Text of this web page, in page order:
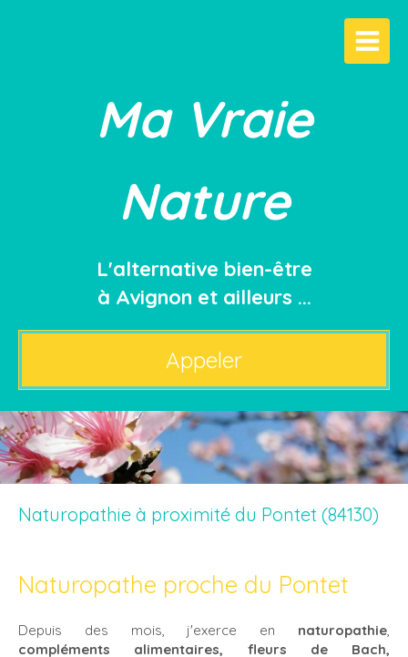
Ma Vraie
Nature
L'alternative bien-être
à Avignon et ailleurs ...
Appeler
Naturopathie à proximité du Pontet (84130)
Naturopathe proche du Pontet
Depuis des mois, j'exerce en naturopathie,
compléments alimentaires, fleurs de Bach,